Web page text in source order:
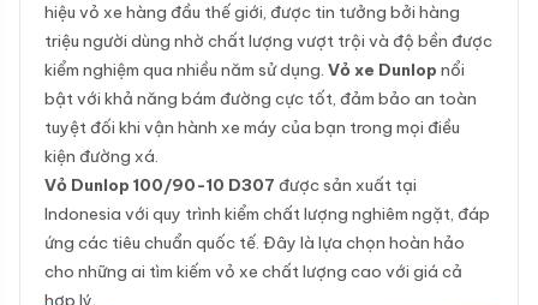
hiệu vỏ xe hàng đầu thế giới, được tin tưởng bởi hàng
triệu người dùng nhờ chất lượng vượt trội và độ bền được
kiểm nghiệm qua nhiều năm sử dụng. Vỏ xe Dunlop nổi
bật với khả năng bám đường cực tốt, đảm bảo an toàn
tuyệt đối khi vận hành xe máy của bạn trong mọi điều
kiện đường xá.
Vỏ Dunlop 100/90-10 D307 được sản xuất tại
Indonesia với quy trình kiểm chất lượng nghiêm ngặt, đáp
ứng các tiêu chuẩn quốc tế. Đây là lựa chọn hoàn hảo
cho những ai tìm kiếm vỏ xe chất lượng cao với giá cả
hợp lý.